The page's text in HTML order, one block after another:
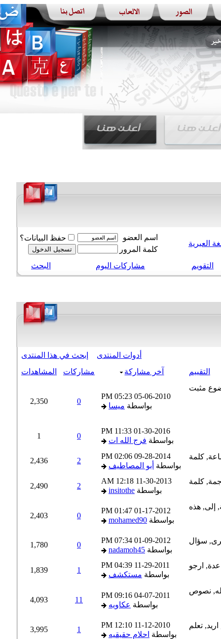
العبرية
اسم العضو
حفظ البيانات؟
كلمة المرور
التقويم
مشاركات اليوم البحث
أدوات المنتدى
إبحث في هذا المنتدى
التقييم
آخر مشاركة مشاركات المشاهدات
05-06-2010
05:23 PM
بواسطةميسا
2,350
01-30-2016
11:33 PM
بواسطةفرج الله ات
09-28-2014
02:06 PM
بواسطةأبو المصاطيف
2,436
11-30-2013
12:18 AM
بواسطةinsitothe
2,490
01-17-2012
01:47 PM
بواسطةmohamed90
2,403
01-09-2012
07:34 PM
بواسطةnadamoh45
1,780
11-29-2011
04:39 PM
بواسطةمستكشف
1,839
04-07-2011
09:16 PM
بواسطةعكاويه
11
4,093
11-12-2010
12:10 PM
بواسطةاحلام حقيقيه
3,995